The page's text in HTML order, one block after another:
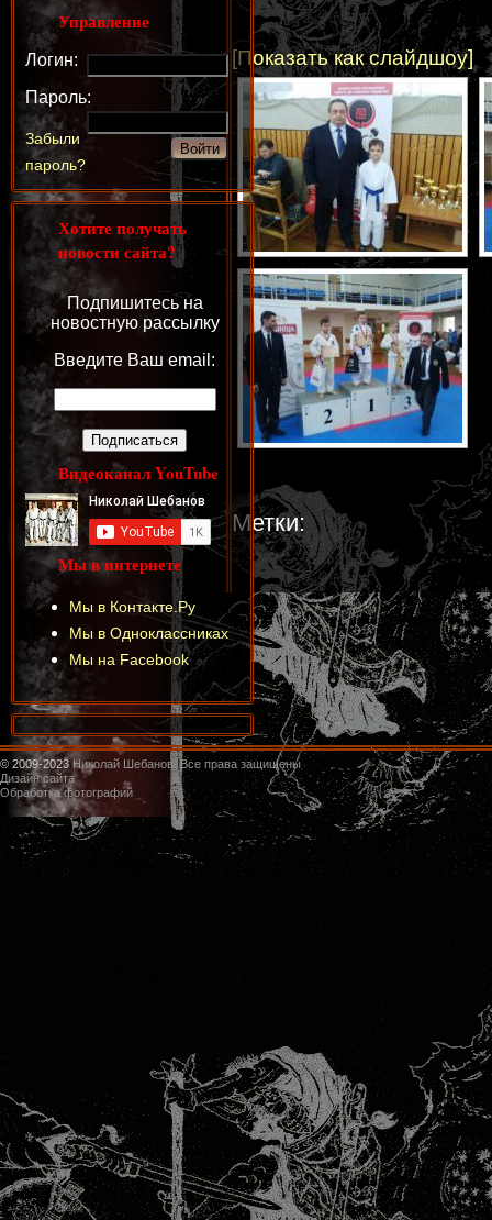
[Показать как слайдшоу]
Метки:
Управление
Логин:
Пароль:
Забыли
пароль?
Хотите получать
новости сайта?
Подпишитесь на
новостную рассылку
Введите Ваш email:
Видеоканал YouTube
Мы в интернете
Мы в Контакте.Ру
Мы в Одноклассниках
Мы на Facebook
© 2009-2023Николай Шебанов. Все права защищены
Дизайн сайта
Обработка фотографий